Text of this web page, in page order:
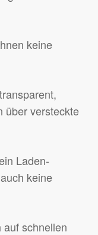
keine
über versteckte
Laden-
keine
schnellen